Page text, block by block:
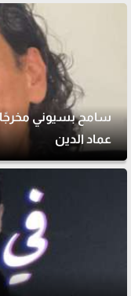
سامح بسيوني
عماد الدين